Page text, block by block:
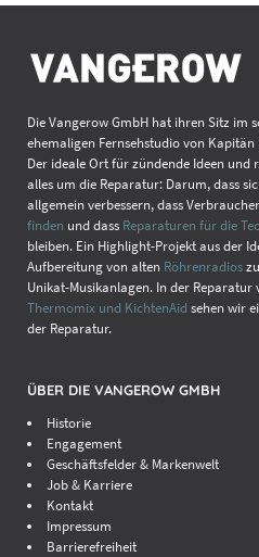
Die Vangerow GmbH hat ihren Sitz im
ehemaligen Fernsehstudio von
Der ideale Ort für zündende Ideen und
alles um die Reparatur: Darum, dass
allgemein verbessern, dass
finden und dass Reparaturen für die
bleiben. Ein Highlight-Projekt aus der
Aufbereitung von alten Röhrenradios
Unikat-Musikanlagen. In der Reparatur
Thermomix und KichtenAid sehen wir
der Reparatur.
ÜBER DIE VANGEROW GMBH
Historie
Engagement
Geschäftsfelder & Markenwelt
Job & Karriere
Kontakt
Impressum
Barrierefreiheit